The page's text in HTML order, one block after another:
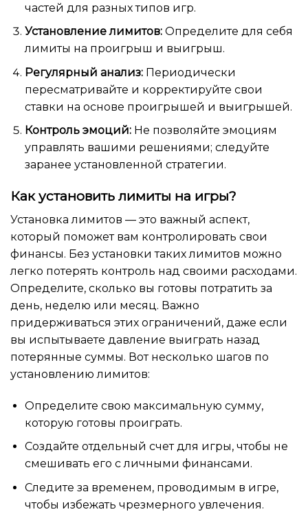
частей для разных типов игр.
Установление лимитов:Определите для себя
лимиты на проигрыш и выигрыш.
Регулярный анализ:Периодически
пересматривайте и корректируйте свои
ставки на основе проигрышей и выигрышей.
Контроль эмоций:Не позволяйте эмоциям
управлять вашими решениями; следуйте
заранее установленной стратегии.
Как установить лимиты на игры?
Установка лимитов — это важный аспект,
который поможет вам контролировать свои
финансы. Без установки таких лимитов можно
легко потерять контроль над своими расходами.
Определите, сколько вы готовы потратить за
день, неделю или месяц. Важно
придерживаться этих ограничений, даже если
вы испытываете давление выиграть назад
потерянные суммы. Вот несколько шагов по
установлению лимитов:
Определите свою максимальную сумму,
которую готовы проиграть.
Создайте отдельный счет для игры, чтобы не
смешивать его с личными финансами.
Следите за временем, проводимым в игре,
чтобы избежать чрезмерного увлечения.